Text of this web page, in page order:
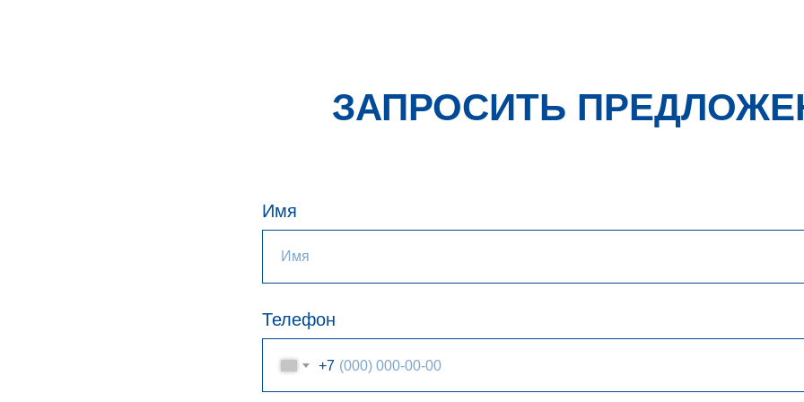
ЗАПРОСИТЬ
Имя
Телефон
+7